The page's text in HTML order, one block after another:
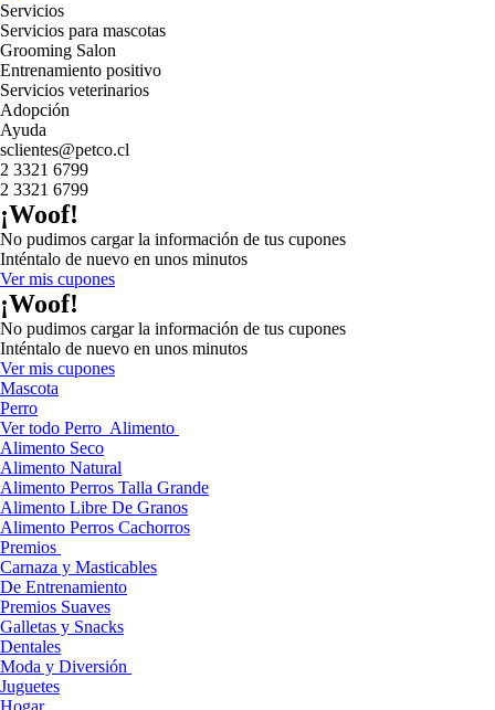
Servicios
Servicios para mascotas
Grooming Salon
Entrenamiento positivo
Servicios veterinarios
Adopción
Ayuda
sclientes@petco.cl
2 3321 6799
2 3321 6799
¡Woof!
No pudimos cargar la información de tus cupones
Inténtalo de nuevo en unos minutos
Ver mis cupones
¡Woof!
No pudimos cargar la información de tus cupones
Inténtalo de nuevo en unos minutos
Ver mis cupones
Mascota
Perro
Ver todo Perro Alimento
Alimento Seco
Alimento Natural
Alimento Perros Talla Grande
Alimento Libre De Granos
Alimento Perros Cachorros
Premios
Carnaza y Masticables
De Entrenamiento
Premios Suaves
Galletas y Snacks
Dentales
Moda y Diversión
Juguetes
Hogar